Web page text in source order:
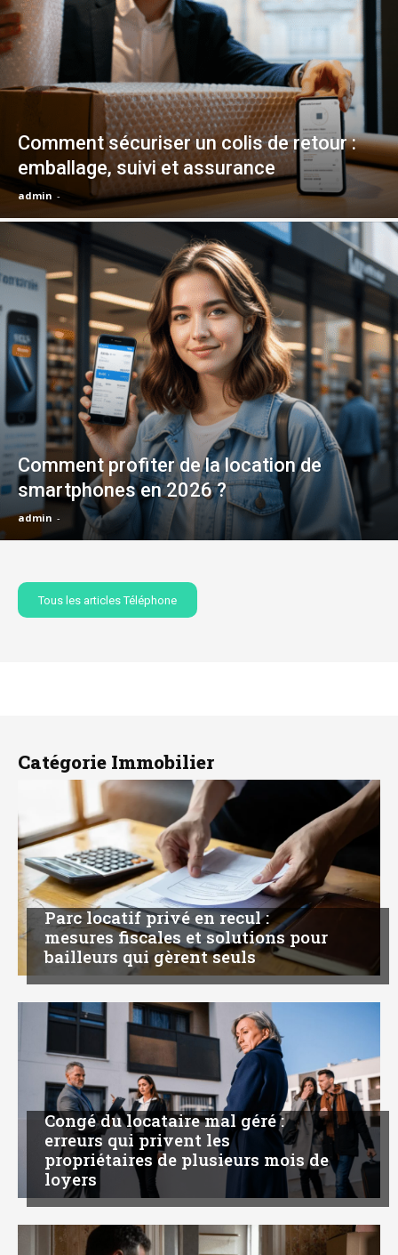
Comment sécuriser un colis de retour :
emballage, suivi et assurance
admin -
Comment profiter de la location de
smartphones en 2026 ?
admin -
Tous les articles Téléphone
Catégorie Immobilier
Parc locatif privé en recul :
mesures fiscales et solutions pour
bailleurs qui gèrent seuls
Congé du locataire mal géré :
erreurs qui privent les
propriétaires de plusieurs mois de
loyers